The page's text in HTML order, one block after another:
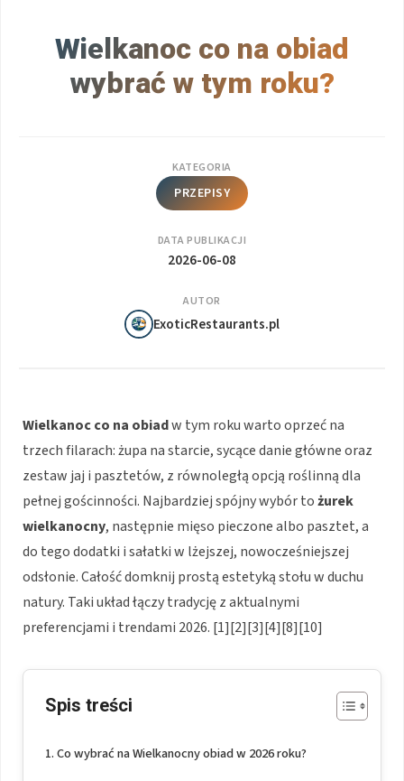
Wielkanoc co na obiad
wybrać w tym roku?
KATEGORIA
PRZEPISY
DATA PUBLIKACJI
2026-06-08
AUTOR
ExoticRestaurants.pl
Wielkanoc co na obiadw tym roku warto oprzeć na
trzech filarach: żupa na starcie, sycące danie główne oraz
zestaw jaj i pasztetów, z równoległą opcją roślinną dla
pełnej gościnności. Najbardziej spójny wybór tożurek
wielkanocny, następnie mięso pieczone albo pasztet, a
do tego dodatki i sałatki w lżejszej, nowocześniejszej
odsłonie. Całość domknij prostą estetyką stołu w duchu
natury. Taki układ łączy tradycję z aktualnymi
preferencjami i trendami 2026. [1][2][3][4][8][10]
Spis treści
Co wybrać na Wielkanocny obiad w 2026 roku?